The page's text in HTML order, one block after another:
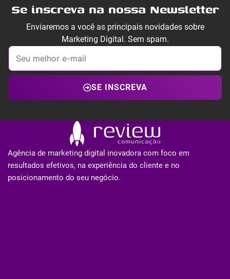
Se inscreva na nossa Newsletter
Enviaremos a você as principais novidades sobre
Marketing Digital. Sem spam.
SE INSCREVA
Agência de marketing digital inovadora com foco em
resultados efetivos, na experiência do cliente e no
posicionamento do seu negócio.